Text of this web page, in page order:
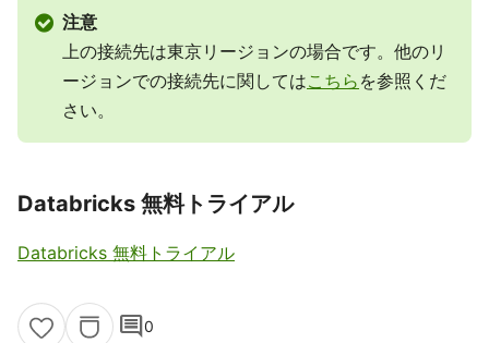
注意
上の接続先は東京リージョンの場合です。他のリ
ージョンでの接続先に関してはこちら を参照くだ
さい。
Databricks 無料トライアル
Databricks 無料トライアル
comment0